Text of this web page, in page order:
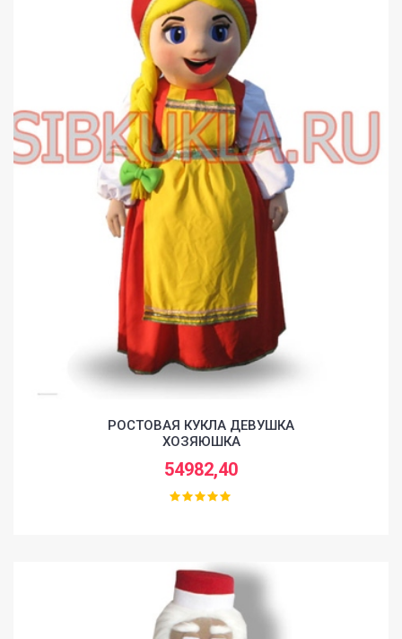
РОСТОВАЯ КУКЛА ДЕВУШКА
ХОЗЯЮШКА
54982,40